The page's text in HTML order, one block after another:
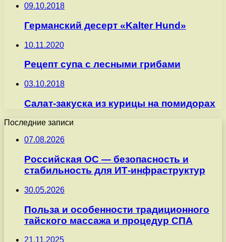
09.10.2018
Германский десерт «Kalter Hund»
10.11.2020
Рецепт супа с лесными грибами
03.10.2018
Салат-закуска из курицы на помидорах
Последние записи
07.08.2026
Российская ОС — безопасность и
стабильность для ИТ-инфраструктур
30.05.2026
Польза и особенности традиционного
тайского массажа и процедур СПА
21.11.2025